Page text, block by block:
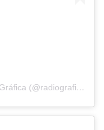
Una publicación compartida de Radio Gráfica (@radiografica893)